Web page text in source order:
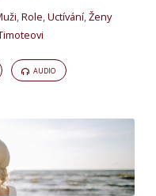
Role Uctívání, Ženy
AUDIO